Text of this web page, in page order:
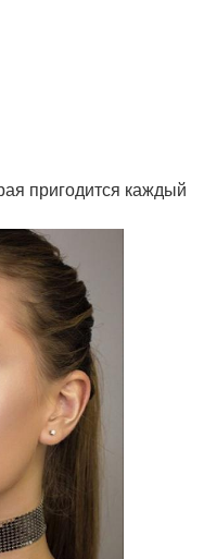
пригодится каждый